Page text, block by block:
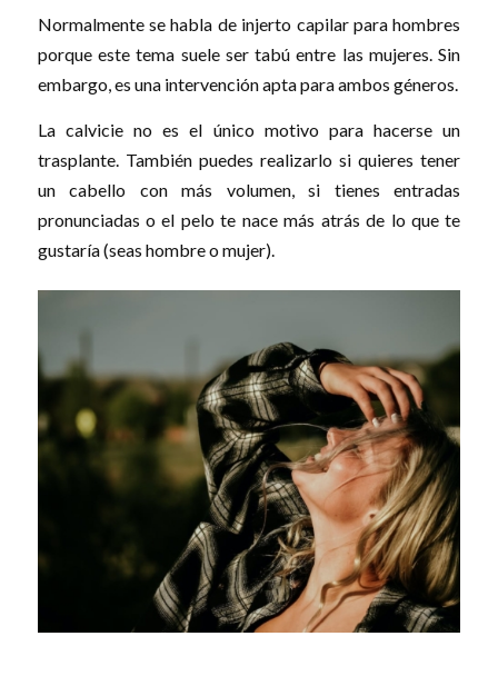
Normalmente se habla de injerto capilar para hombres
porque este tema suele ser tabú entre las mujeres. Sin
embargo, es una intervención apta para ambos géneros.
La calvicie no es el único motivo para hacerse un
trasplante. También puedes realizarlo si quieres tener
un cabello con más volumen, si tienes entradas
pronunciadas o el pelo te nace más atrás de lo que te
gustaría (seas hombre o mujer).